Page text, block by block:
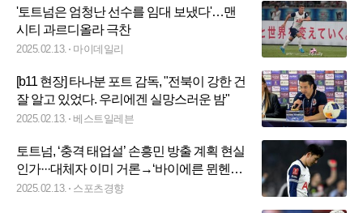
'토트넘은 엄청난 선수를 임대 보냈다'…맨
시티 과르디올라 극찬
2025.02.13. 마이데일리
[b11 현장] 타나분 포트 감독, "전북이 강한 건
잘 알고 있었다. 우리에겐 실망스러운 밤"
2025.02.13. 베스트일레븐
토트넘, ‘충격 태업설’ 손흥민 방출 계획 현실
인가···대체자 이미 거론→‘바이에른 뮌헨
FW’ 영입 노린다 “FA 영입 선두 주자”
2025.02.13. 스포츠경향